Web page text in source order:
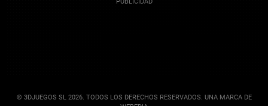
© 3DJUEGOS SL 2026. TODOS LOS DERECHOS RESERVADOS. UNA MARCA DE